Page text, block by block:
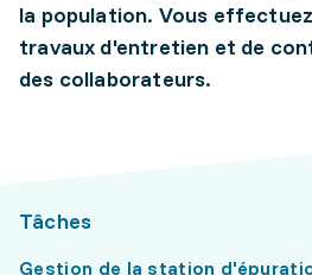
la population. Vous
travaux d'entretien et de
des collaborateurs.
Tâches
Gestion de la station